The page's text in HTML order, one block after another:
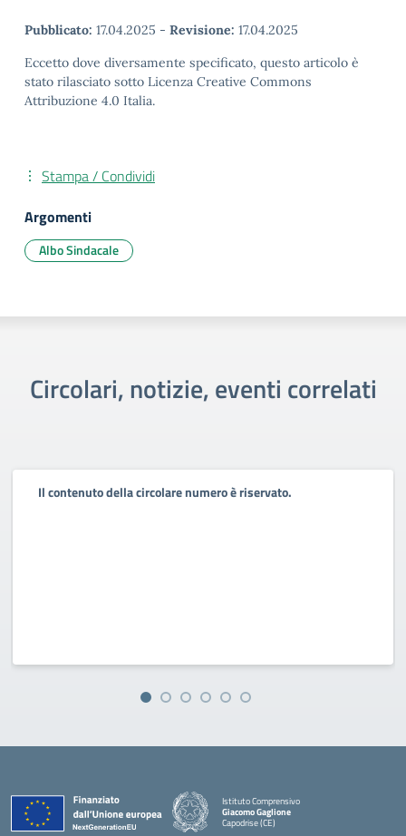
Pubblicato: 17.04.2025 - Revisione: 17.04.2025
Eccetto dove diversamente specificato, questo articolo è
stato rilasciato sotto Licenza Creative Commons
Attribuzione 4.0 Italia.
Stampa / Condividi
Argomenti
Albo Sindacale
Circolari, notizie, eventi correlati
Il contenuto della circolare numero è riservato.
Istituto Comprensivo
Giacomo Gaglione
Capodrise (CE)
— Visita la pagina iniziale della scuola